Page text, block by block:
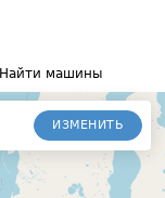
Найти машины
ИЗМЕНИТЬ